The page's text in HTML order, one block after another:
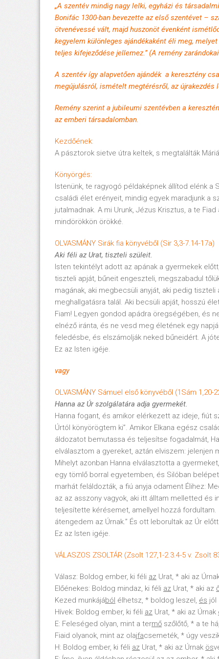
„A szentév mindig nagy lelki, egyházi és
Bonifác 1300-ban bevezette az első szentévet –
ötvenévessé vált, majd huszonöt évenként
kegyelem különleges ajándékaként éli meg,
teljes kifejeződése jellemez.” (A remény
A szentév így alapvetően ajándék a keresztény
megújulásról, ismételt megtérésről, az újrakezdés
Remény szerint a jubileumi szentévben a
az emberi társadalomban.
Kezdőének:
A pásztorok sietve útra keltek, s megtalálták
Könyörgés:
Istenünk, te ragyogó példaképnek állítod elénk a
családi élet erényeit, mindig egyek maradjunk a
jutalmadnak. A mi Urunk, Jézus Krisztus, a te
mindörökkön örökké.
OLVASMÁNY Sirák fia könyvéből (Sir 3,3-7.14-17a)
Aki féli az Urat, tiszteli szüleit.
Isten tekintélyt adott az apának a gyermekek
tiszteli apját, bűneit engeszteli, megszabadul
magának, aki megbecsüli anyját, aki pedig
meghallgatásra talál. Aki becsüli apját, hosszú
Fiam! Legyen gondod apádra öregségében, és
elnéző iránta, és ne vesd meg életének egy
feledésbe, és elszámolják neked bűneidért. A
Ez az Isten igéje.
vagy
OLVASMÁNY Sámuel első könyvéből (1Sám 1,20-
Hanna az Úr szolgálatára adja gyermekét.
Hanna fogant, és amikor elérkezett az ideje, fiút
Úrtól könyörögtem ki”. Amikor Elkana egész
áldozatot bemutassa és teljesítse fogadalmát,
elválasztom a gyereket, aztán elviszem: jelenjen
Mihelyt azonban Hanna elválasztotta a
egy tömlő borral egyetemben, és Silóban
marhát feláldozták, a fiú anyja odament Élihez:
az az asszony vagyok, aki itt álltam melletted és
teljesítette kérésemet, amellyel hozzá
átengedem az Úrnak.” És ott leborultak az Úr
Ez az Isten igéje.
VÁLASZOS ZSOLTÁR (Zsolt 127,1-2.3.4-5 v. Zsolt
Válasz: Boldog ember, ki féli az Urat, * aki az
Előénekes: Boldog mindaz, ki féli az Urat, * aki az
Kezed munkájából élhetsz, * boldog leszel, és jól
Hívek: Boldog ember, ki féli az Urat, * aki az Úrnak
E: Feleséged olyan, mint a termő szőlőtő, * a te há
Fiaid olyanok, mint az olajfacsemeték, * úgy
H: Boldog ember, ki féli az Urat, * aki az Úrnak ös